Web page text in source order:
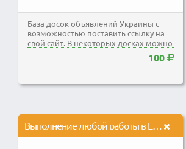
База досок объявлений Украины с
возможностью поставить ссылку на
свой сайт. В некоторых досках можно
100
Выполнение любой работы в Excel, Word, PowerPoint